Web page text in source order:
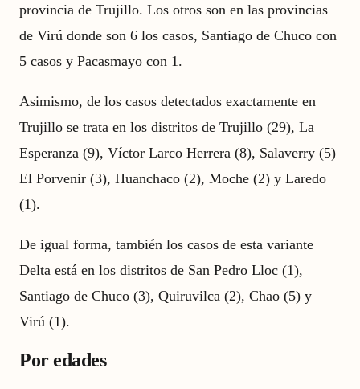
provincia de Trujillo. Los otros son en las provincias
de Virú donde son 6 los casos, Santiago de Chuco con
5 casos y Pacasmayo con 1.
Asimismo, de los casos detectados exactamente en
Trujillo se trata en los distritos de Trujillo (29), La
Esperanza (9), Víctor Larco Herrera (8), Salaverry (5)
El Porvenir (3), Huanchaco (2), Moche (2) y Laredo
(1).
De igual forma, también los casos de esta variante
Delta está en los distritos de San Pedro Lloc (1),
Santiago de Chuco (3), Quiruvilca (2), Chao (5) y
Virú (1).
Por edades